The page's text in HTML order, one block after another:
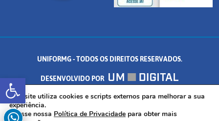
Abrir a barra de ferramentas
UNIFORMG - TODOS OS DIREITOS RESERVADOS.
DESENVOLVIDO POR
AV. DR. ARNALDO DE SENNA, 328 - PALMEIRAS, FORMIGA/MG - CEP:
35.574.530
Este site utiliza cookies e scripts externos para melhorar a sua
experiência.
Acesse nossa Política de Privacidade para obter mais